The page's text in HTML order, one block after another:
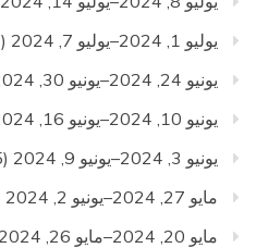
يوليو 1, 2024–يوليو 7, 2024
(11)
يونيو 24, 2024–يونيو 30, 2024
يونيو 10, 2024–يونيو 16, 2024
يونيو 3, 2024–يونيو 9, 2024
(15)
مايو 27, 2024–يونيو 2, 2024
مايو 20, 2024–مايو 26, 2024